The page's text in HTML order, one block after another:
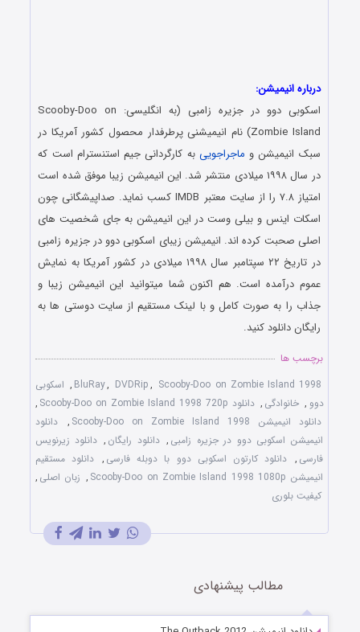
درباره انیمیشن:
اسکوبی دوو در جزیره زامبی (به انگلیسی: Scooby-Doo on
Zombie Island) نام انیمیشنی پرطرفدار محصول کشور آمریکا در
سبک انیمیشن و ماجراجویی به کارگردانی جیم استنسترام است که
در سال ۱۹۹۸ میلادی منتشر شد. این انیمیشن زیبا موفق شده است
امتیاز ۷.۸ را از سایت معتبر IMDB کسب نماید. صداپیشگانی چون
اسکات اینس و بیلی وست در این انیمیشن به جای شخصیت های
اصلی صحبت کرده اند. انیمیشن زیبای اسکوبی دوو در جزیره زامبی
در تاریخ ۲۲ سپتامبر سال ۱۹۹۸ میلادی در کشور آمریکا به نمایش
عموم درآمده است. هم اکنون شما میتوانید این انیمیشن زیبا و
جذاب را به صورت کامل و با لینک مستقیم از سایت دوستی ها به
رایگان دانلود کنید.
برچسب ها
BluRay, DVDRip, Scooby-Doo on Zombie Island 1998
, اسکوبی
دوو , خانوادگی , دانلود Scooby-Doo on Zombie Island 1998 720p
,
دانلود انیمیشن Scooby-Doo on Zombie Island 1998
,
دانلود
انیمیشن اسکوبی دوو در جزیره زامبی , دانلود رایگان , دانلود زیرنویس
فارسی , دانلود کارتون اسکوبی دوو با دوبله فارسی , دانلود مستقیم
انیمیشن Scooby-Doo on Zombie Island 1998 1080p
, زبان اصلی ,
کیفیت بلوری
مطالب پیشنهادی